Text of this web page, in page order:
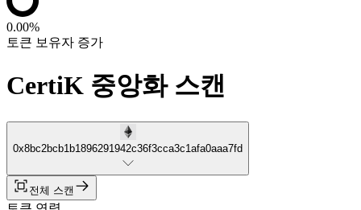
0.00%
토큰 보유자 증가
CertiK 중앙화 스캔
0x8bc2bcb1b1896291942c36f3cca3c1afa0aaa7fd
전체 스캔